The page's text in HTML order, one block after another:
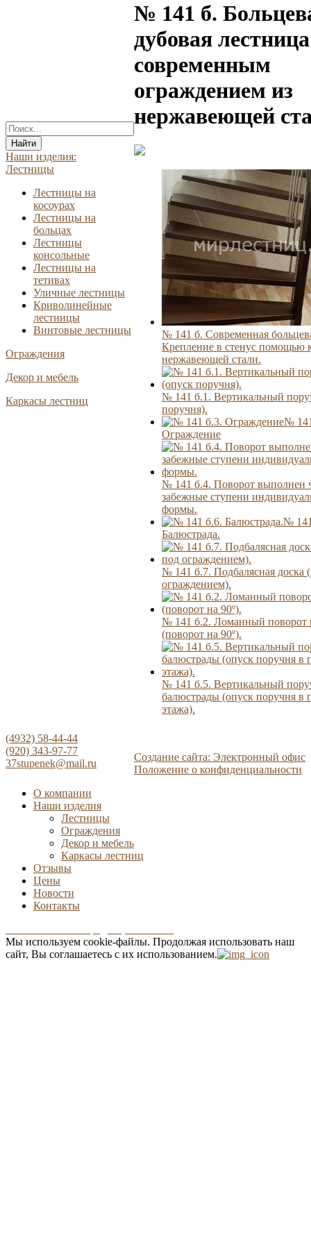
Найти
Наши изделия:
Лестницы
Лестницы на
косоурах
Лестницы на
больцах
Лестницы
консольные
Лестницы на
тетивах
Уличные лестницы
Криволинейные
лестницы
Винтовые лестницы
Ограждения
Декор и мебель
Каркасы лестниц
№ 141 б.
дубовая
современным
ограждением из
нержавеющей
№ 141 б. Современная
Крепление в стенус помощью
нержавеющей стали.
№ 141 б.1. Вертикальный
поручня).
№
Ограждение
№ 141 б.4. Поворот выполнен
забежные ступени
формы.
№
Балюстрада.
№ 141 б.7. Подбалясная доска
ограждением).
№ 141 б.2. Ломанный поворот
(поворот на 90º).
№ 141 б.5. Вертикальный
балюстрады (опуск поручня в
этажа).
(4932) 58-44-44
(920) 343-97-77
37stupenek@mail.ru
Создание сайта: Электронный офис
Положение о конфиденциальности
О компании
Наши изделия
Лестницы
Ограждения
Декор и мебель
Каркасы лестниц
Отзывы
Цены
Новости
Контакты
Мы используем cookie-файлы. Продолжая использовать наш
сайт, Вы соглашаетесь с их использованием.